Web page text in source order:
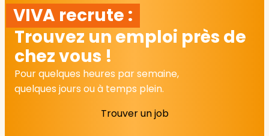
VIVA recrute :
Trouvez un emploi près de
chez vous !
Pour quelques heures par semaine,
quelques jours ou à temps plein.
Trouver un job